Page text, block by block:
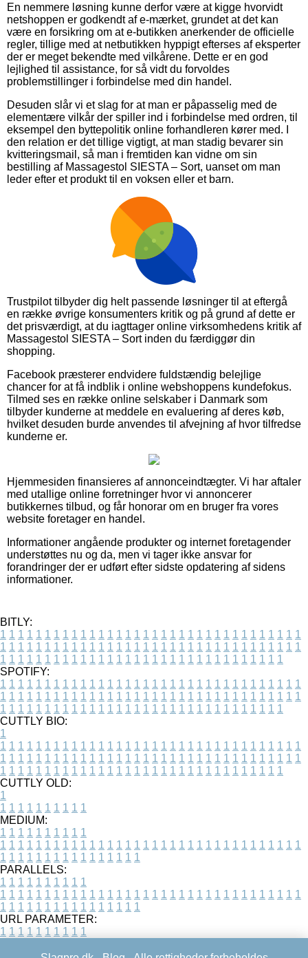
En nemmere løsning kunne derfor være at kigge hvorvidt
netshoppen er godkendt af e-mærket, grundet at det kan
være en forsikring om at e-butikken anerkender de officielle
regler, tillige med at netbutikken hyppigt efterses af eksperter
der er meget bekendte med vilkårene. Dette er en god
lejlighed til assistance, for så vidt du forvoldes
problemstillinger i forbindelse med din handel.
Desuden slår vi et slag for at man er påpasselig med de
elementære vilkår der spiller ind i forbindelse med ordren, til
eksempel den byttepolitik online forhandleren kører med. I
den relation er det tillige vigtigt, at man stadig bevarer sin
kvitteringsmail, så man i fremtiden kan vidne om sin
bestilling af Massagestol SIESTA – Sort, uanset om man
leder efter et produkt til en voksen eller et barn.
Trustpilot tilbyder dig helt passende løsninger til at eftergå
en række øvrige konsumenters kritik og på grund af dette er
det prisværdigt, at du iagttager online virksomhedens kritik af
Massagestol SIESTA – Sort inden du færdiggør din
shopping.
Facebook præsterer endvidere fuldstændig belejlige
chancer for at få indblik i online webshoppens kundefokus.
Tilmed ses en række online selskaber i Danmark som
tilbyder kunderne at meddele en evaluering af deres køb,
hvilket desuden burde anvendes til afvejning af hvor tilfredse
kunderne er.
Hjemmesiden finansieres af annonceindtægter. Vi har aftaler
med utallige online forretninger hvor vi annoncerer
butikkernes tilbud, og får honorar om en bruger fra vores
website foretager en handel.
Informationer angående produkter og internet foretagender
understøttes nu og da, men vi tager ikke ansvar for
forandringer der er udført efter sidste opdatering af sidens
informationer.
BITLY:
1 1 1 1 1 1 1 1 1 1 1 1 1 1 1 1 1 1 1 1 1 1 1 1 1 1 1 1 1 1 1 1 1 1
1 1 1 1 1 1 1 1 1 1 1 1 1 1 1 1 1 1 1 1 1 1 1 1 1 1 1 1 1 1 1 1 1 1
1 1 1 1 1 1 1 1 1 1 1 1 1 1 1 1 1 1 1 1 1 1 1 1 1 1 1 1 1 1 1 1
SPOTIFY:
1 1 1 1 1 1 1 1 1 1 1 1 1 1 1 1 1 1 1 1 1 1 1 1 1 1 1 1 1 1 1 1 1 1
1 1 1 1 1 1 1 1 1 1 1 1 1 1 1 1 1 1 1 1 1 1 1 1 1 1 1 1 1 1 1 1 1 1
1 1 1 1 1 1 1 1 1 1 1 1 1 1 1 1 1 1 1 1 1 1 1 1 1 1 1 1 1 1 1 1
CUTTLY BIO:
1
1 1 1 1 1 1 1 1 1 1 1 1 1 1 1 1 1 1 1 1 1 1 1 1 1 1 1 1 1 1 1 1 1 1
1 1 1 1 1 1 1 1 1 1 1 1 1 1 1 1 1 1 1 1 1 1 1 1 1 1 1 1 1 1 1 1 1 1
1 1 1 1 1 1 1 1 1 1 1 1 1 1 1 1 1 1 1 1 1 1 1 1 1 1 1 1 1 1 1 1
CUTTLY OLD:
1
1 1 1 1 1 1 1 1 1 1
MEDIUM:
1 1 1 1 1 1 1 1 1 1
1 1 1 1 1 1 1 1 1 1 1 1 1 1 1 1 1 1 1 1 1 1 1 1 1 1 1 1 1 1 1 1 1 1
1 1 1 1 1 1 1 1 1 1 1 1 1 1 1 1
PARALLELS:
1 1 1 1 1 1 1 1 1 1
1 1 1 1 1 1 1 1 1 1 1 1 1 1 1 1 1 1 1 1 1 1 1 1 1 1 1 1 1 1 1 1 1 1
1 1 1 1 1 1 1 1 1 1 1 1 1 1 1 1
URL PARAMETER:
1 1 1 1 1 1 1 1 1 1